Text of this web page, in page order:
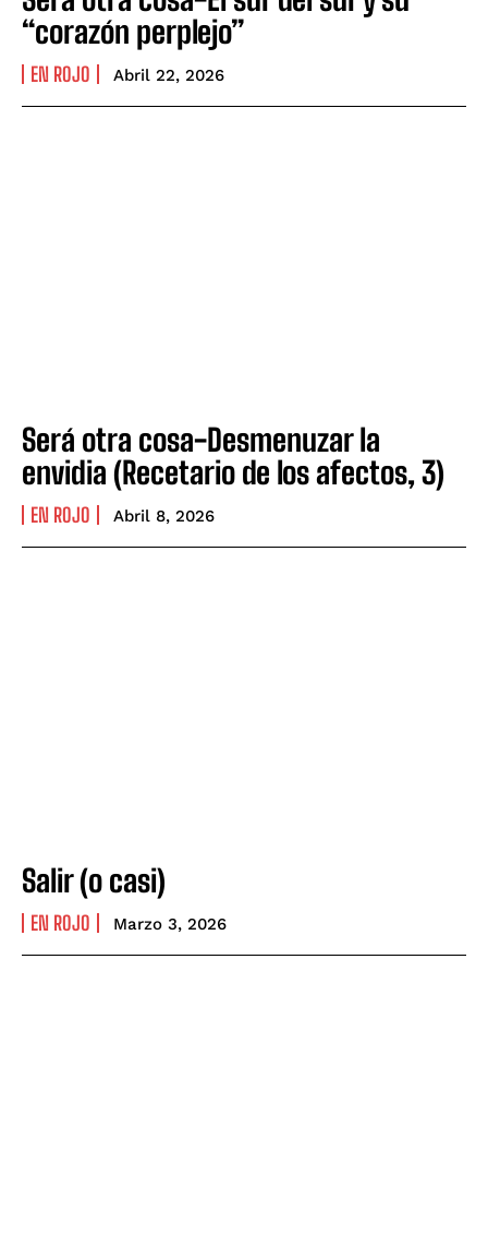
“corazón perplejo”
EN ROJO Abril 22, 2026
Será otra cosa-Desmenuzar la
envidia (Recetario de los afectos, 3)
EN ROJO Abril 8, 2026
Salir (o casi)
EN ROJO Marzo 3, 2026